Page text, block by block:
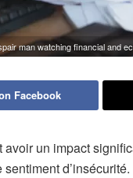
man watching financial and
Facebook
un impact
sentiment